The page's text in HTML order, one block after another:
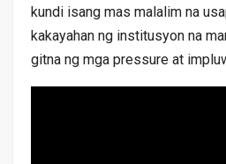
kundi isang mas malalim na
kakayahan ng institusyon na
gitna ng mga pressure at